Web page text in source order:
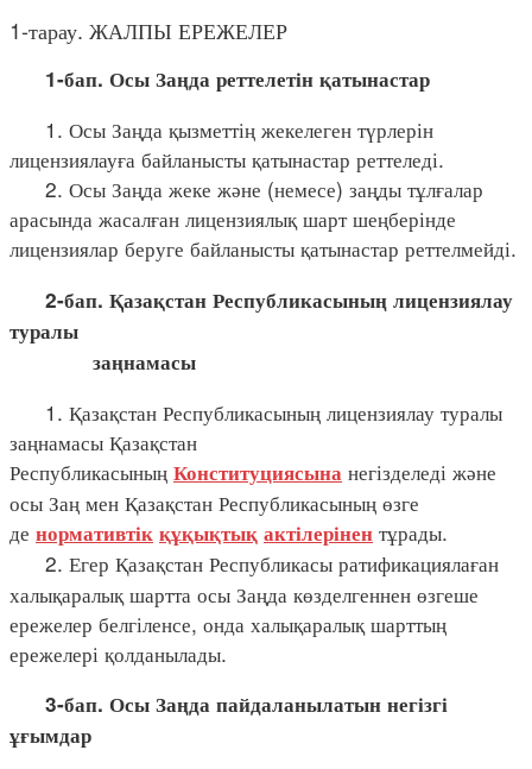
1-тарау. ЖАЛПЫ ЕРЕЖЕЛЕР
1-бап. Осы Заңда реттелетін қатынастар
1. Осы Заңда қызметтің жекелеген түрлерін
лицензиялауға байланысты қатынастар реттеледі.
2. Осы Заңда жеке және (немесе) заңды тұлғалар
арасында жасалған лицензиялық шарт шеңберінде
лицензиялар беруге байланысты қатынастар реттелмейді.
2-бап. Қазақстан Республикасының лицензиялау
туралы
заңнамасы
1. Қазақстан Республикасының лицензиялау туралы
заңнамасы Қазақстан
Республикасының Конституциясына негізделеді және
осы Заң мен Қазақстан Республикасының өзге
де нормативтік құқықтық актілерінен тұрады.
2. Егер Қазақстан Республикасы ратификациялаған
халықаралық шартта осы Заңда көзделгеннен өзгеше
ережелер белгіленсе, онда халықаралық шарттың
ережелері қолданылады.
3-бап. Осы Заңда пайдаланылатын негізгі
ұғымдар